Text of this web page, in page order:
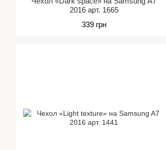
2016 арт. 1665
339 грн